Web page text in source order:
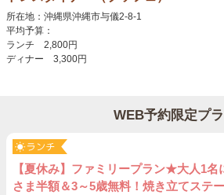
所在地：沖縄県沖縄市与儀2-8-1
平均予算：
ランチ 2,800円
ディナー 3,300円
WEB予約限定プ
【夏休み】ファミリープラン★大人1名
さま半額＆3～5歳無料！焼き立てステ